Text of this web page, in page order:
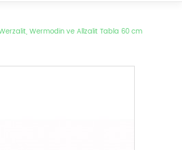
Wermodin ve Allzalit Tabla 60 cm